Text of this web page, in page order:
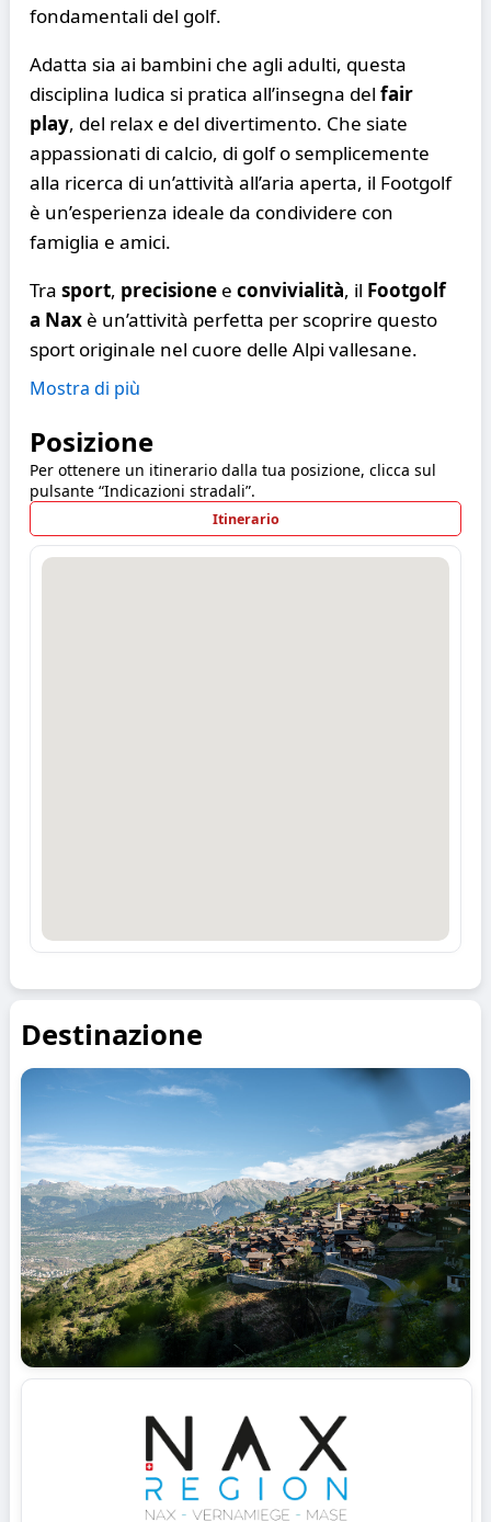
fondamentali del golf.
Adatta sia ai bambini che agli adulti, questa
disciplina ludica si pratica all’insegna delfair
play, del relax e del divertimento. Che siate
appassionati di calcio, di golf o semplicemente
alla ricerca di un’attività all’aria aperta, il Footgolf
è un’esperienza ideale da condividere con
famiglia e amici.
Trasport, precisione econvivialità, il Footgolf
a Nax è un’attività perfetta per scoprire questo
sport originale nel cuore delle Alpi vallesane.
Mostra di più
Posizione
Per ottenere un itinerario dalla tua posizione, clicca sul
pulsante “Indicazioni stradali”.
Itinerario
Destinazione